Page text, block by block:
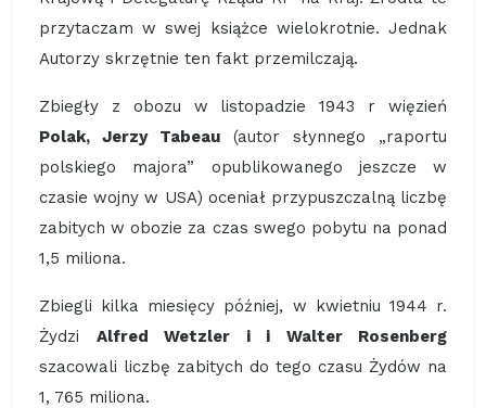
przytaczam w swej książce wielokrotnie. Jednak
Autorzy skrzętnie ten fakt przemilczają.
Zbiegły z obozu w listopadzie 1943 r więzień
Polak, Jerzy Tabeau (autor słynnego „raportu
polskiego majora” opublikowanego jeszcze w
czasie wojny w USA) oceniał przypuszczalną liczbę
zabitych w obozie za czas swego pobytu na ponad
1,5 miliona.
Zbiegli kilka miesięcy później, w kwietniu 1944 r.
Żydzi Alfred Wetzler i i Walter Rosenberg
szacowali liczbę zabitych do tego czasu Żydów na
1, 765 miliona.